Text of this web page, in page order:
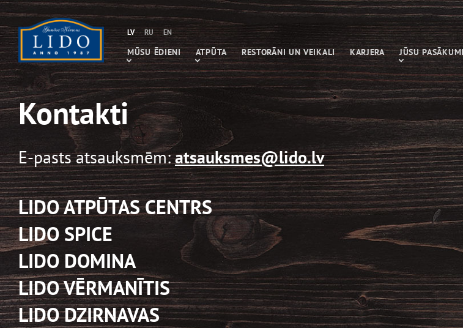
LV RU EN
MŪSU ĒDIENI ATPŪTA RESTORĀNI UN VEIKALI KARJERA JŪSU
Kontakti
E-pasts atsauksmēm:atsauksmes@lido.lv
LIDO ATPŪTAS CENTRS
LIDO SPICE
LIDO DOMINA
LIDO VĒRMANĪTIS
LIDO DZIRNAVAS